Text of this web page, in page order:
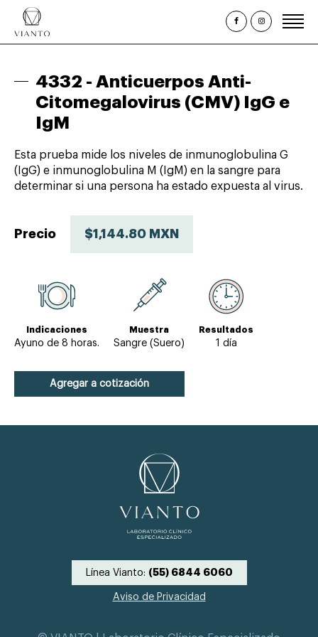
¿Quiénes somos?
Estudios Clínicos
Promociones
4332 - Anticuerpos Anti-
Citomegalovirus (CMV) IgG e
IgM
Esta prueba mide los niveles de inmunoglobulina G
(IgG) e inmunoglobulina M (IgM) en la sangre para
determinar si una persona ha estado expuesta al virus.
Precio $1,144.80 MXN
Indicaciones
Ayuno de 8 horas.
Muestra
Sangre (Suero)
Resultados
1 día
Agregar a cotización
Línea Vianto: (55) 6844 6060
Aviso de Privacidad